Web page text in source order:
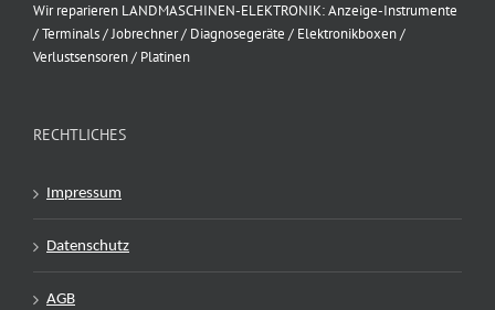
Wir reparieren LANDMASCHINEN-ELEKTRONIK: Anzeige-Instrumente
/ Terminals / Jobrechner / Diagnosegeräte / Elektronikboxen /
Verlustsensoren / Platinen
RECHTLICHES
Impressum
Datenschutz
AGB